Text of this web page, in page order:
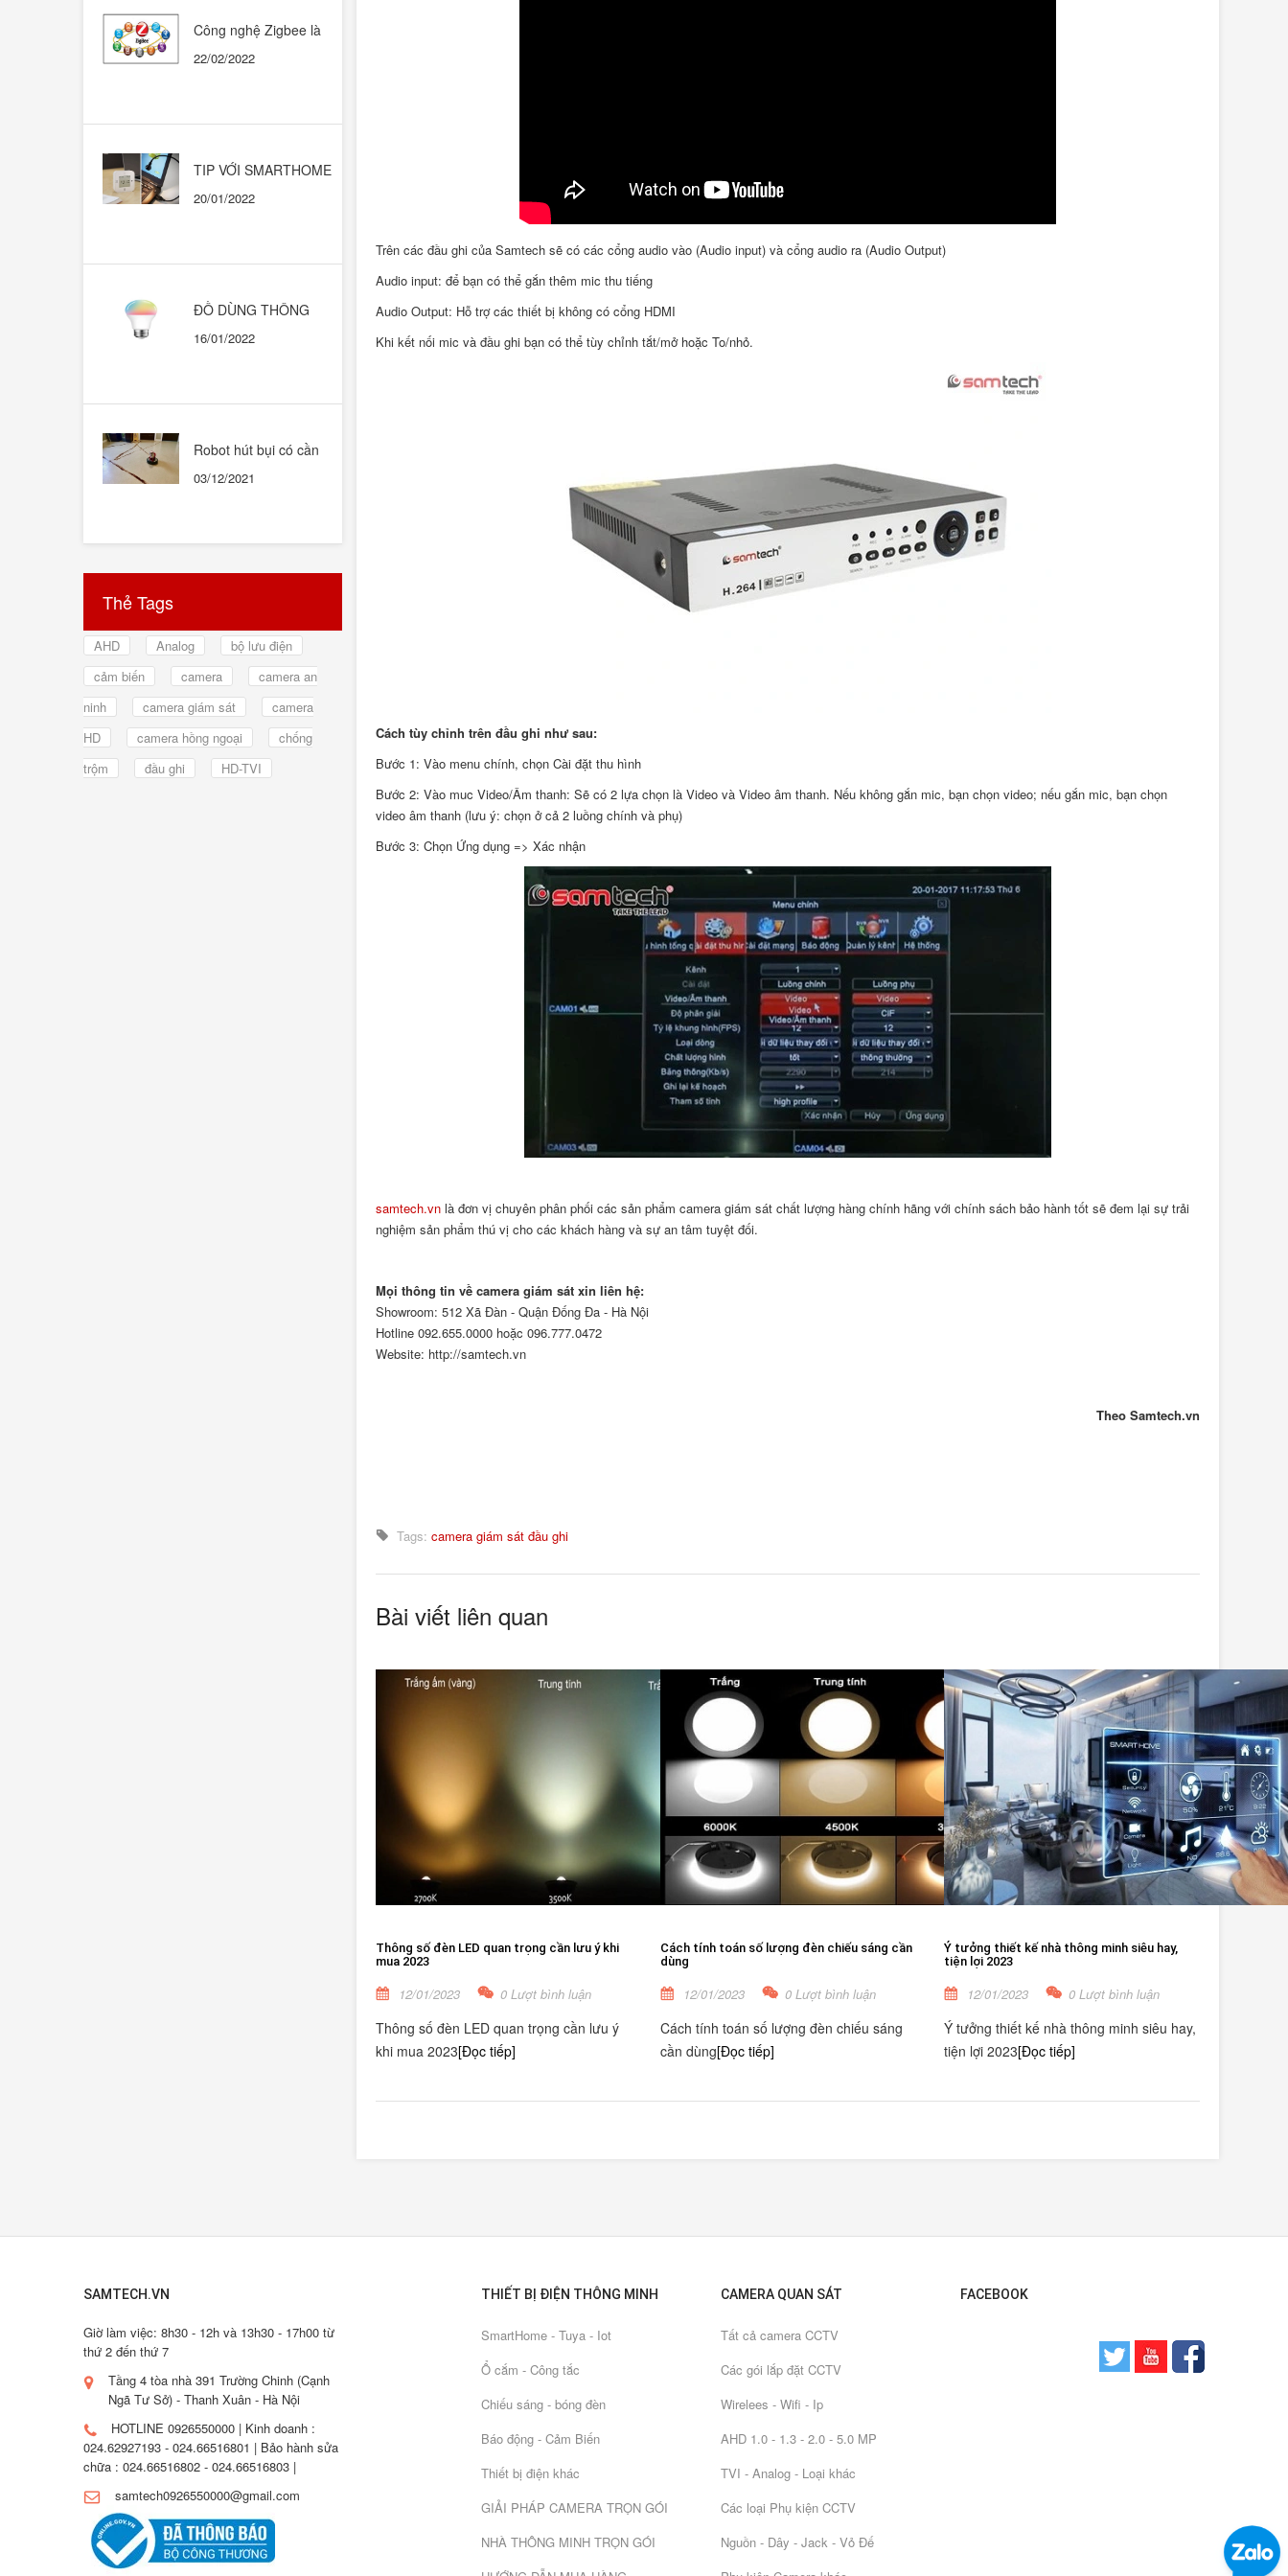
Công nghệ Zigbee là
những ngôi nhà thông
22/02/2022
TIP VỚI SMARTHOME
GOOGLE HOME
20/01/2022
ĐỒ DÙNG THÔNG
DÙNG CÁI NÀO?
16/01/2022
Robot hút bụi có cần
03/12/2021
Thẻ Tags
AHD Analog
bộ lưu điện
cảm biến
camera
camera an
ninh
camera giám sát
camera
HD
camera hồng ngoại
chống
trộm
đầu ghi HD-TVI
Trên các đầu ghi của Samtech sẽ có các cổng audio vào (Audio input) và cổng audio ra (Audio Output)
Audio input: để bạn có thể gắn thêm mic thu tiếng
Audio Output: Hỗ trợ các thiết bị không có cổng HDMI
Khi kết nối mic và đầu ghi bạn có thể tùy chỉnh tắt/mở hoặc To/nhỏ.
Cách tùy chỉnh trên đầu ghi như sau:
Bước 1: Vào menu chính, chọn Cài đặt thu hình
Bước 2: Vào muc Video/Âm thanh: Sẽ có 2 lựa chọn là Video và Video âm thanh. Nếu không gắn mic, bạn chọn video; nếu gắn mic, bạn chọn
video âm thanh (lưu ý: chọn ở cả 2 luồng chính và phụ)
Bước 3: Chọn Ứng dụng => Xác nhận
samtech.vn là đơn vị chuyên phân phối các sản phẩm camera giám sát chất lượng hàng chính hãng với chính sách bảo hành tốt sẽ đem lại sự trải
nghiệm sản phẩm thú vị cho các khách hàng và sự an tâm tuyệt đối.
Mọi thông tin về camera giám sát xin liên hệ:
Showroom: 512 Xã Đàn - Quận Đống Đa - Hà Nội
Hotline 092.655.0000 hoặc 096.777.0472
Website: http://samtech.vn
Theo Samtech.vn
Tags: camera giám sát đầu ghi
Bài viết liên quan
Thông số đèn LED quan trọng cần lưu ý khi
mua 2023
12/01/2023 0 Lượt bình luận
Thông số đèn LED quan trọng cần lưu ý
khi mua 2023[Đọc tiếp]
Cách tính toán số lượng đèn chiếu sáng cần
dùng
12/01/2023 0 Lượt bình luận
Cách tính toán số lượng đèn chiếu sáng
cần dùng[Đọc tiếp]
Ý tưởng thiết kế nhà thông minh siêu hay,
tiện lợi 2023
12/01/2023 0 Lượt bình luận
Ý tưởng thiết kế nhà thông minh siêu hay,
tiện lợi 2023[Đọc tiếp]
SAMTECH.VN
Giờ làm việc: 8h30 - 12h và 13h30 - 17h00 từ
thứ 2 đến thứ 7
Tầng 4 tòa nhà 391 Trường Chinh (Cạnh
Ngã Tư Sở) - Thanh Xuân - Hà Nội
HOTLINE 0926550000 | Kinh doanh :
024.62927193 - 024.66516801 | Bảo hành sửa
chữa : 024.66516802 - 024.66516803 |
samtech0926550000@gmail.com
THIẾT BỊ ĐIỆN THÔNG MINH
SmartHome - Tuya - Iot
Ổ cắm - Công tắc
Chiếu sáng - bóng đèn
Báo động - Cảm Biến
Thiết bị điện khác
GIẢI PHÁP CAMERA TRỌN GÓI
NHÀ THÔNG MINH TRỌN GÓI
CAMERA QUAN SÁT
Tất cả camera CCTV
Các gói lắp đặt CCTV
Wirelees - Wifi - Ip
AHD 1.0 - 1.3 - 2.0 - 5.0 MP
TVI - Analog - Loại khác
Các loại Phụ kiện CCTV
Nguồn - Dây - Jack - Vỏ Đế
FACEBOOK